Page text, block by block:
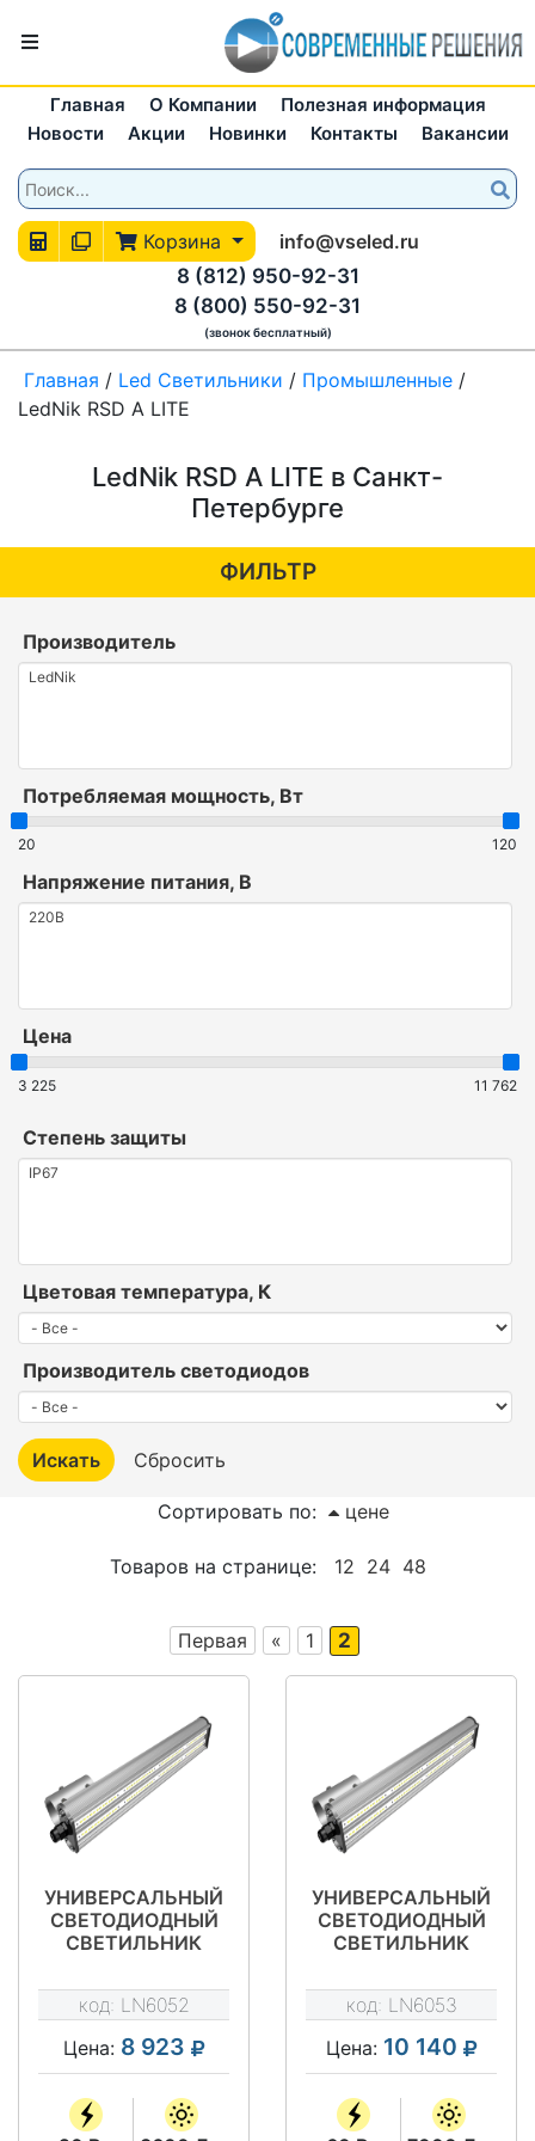
Главная О Компании
Полезная информация
Новости
Акции Новинки Контакты Вакансии
Корзина
info@vseled.ru
8 (812) 950-92-31
8 (800) 550-92-31
(звонок бесплатный)
Главная / Led Светильники / Промышленные /
LedNik RSD А LITE
LedNik RSD А LITE в Санкт-
Петербурге
ФИЛЬТР
Производитель
Потребляемая мощность, Вт
20 120
Напряжение питания, В
Цена
3 225 11 762
Степень защиты
Цветовая температура, К
Производитель светодиодов
Сортировать по: цене
Товаров на странице: 12 24 48
Первая « 1 2
УНИВЕРСАЛЬНЫЙ
СВЕТОДИОДНЫЙ
СВЕТИЛЬНИК
LITE 600/20 ARH
20X84
код: LN6052
Цена: 8 923
УНИВЕРСАЛЬНЫЙ
СВЕТОДИОДНЫЙ
СВЕТИЛЬНИК
LITE 900/60 ARH
10X50
код: LN6053
Цена: 10 140